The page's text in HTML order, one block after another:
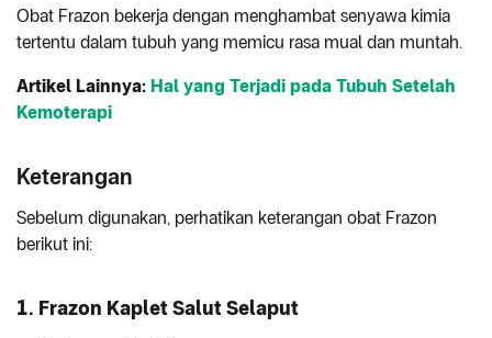
Obat Frazon bekerja dengan menghambat senyawa kimia
tertentu dalam tubuh yang memicu rasa mual dan muntah.
Artikel Lainnya: Hal yang Terjadi pada Tubuh Setelah
Kemoterapi
Keterangan
Sebelum digunakan, perhatikan keterangan obat Frazon
berikut ini:
1. Frazon Kaplet Salut Selaput